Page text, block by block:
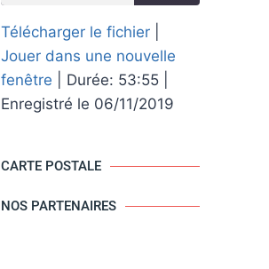
RSS FEED
SHARE
LINK
EMBED
Télécharger le fichier
Jouer dans une nouvelle
fenêtre
Durée: 53:55
Enregistré le 06/11/2019
CARTE POSTALE
NOS PARTENAIRES